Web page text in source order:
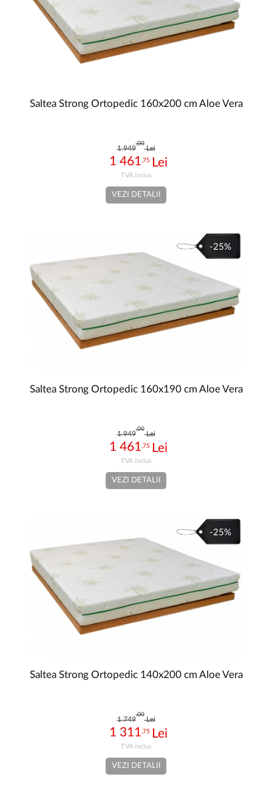
Saltea Strong Ortopedic 160x200 cm Aloe Vera
1 949
,00
Lei
1 461,75
VEZI DETALII
-25%
Saltea Strong Ortopedic 160x190 cm Aloe Vera
1 949
,00
Lei
1 461,75
VEZI DETALII
-25%
Saltea Strong Ortopedic 140x200 cm Aloe Vera
1 749
,00
Lei
1 311,75
VEZI DETALII